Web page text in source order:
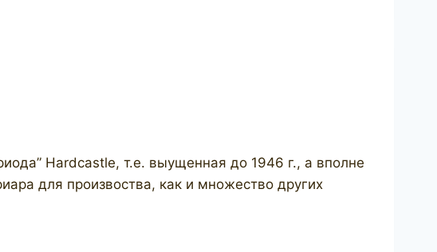
Hardcastle, т.е. выущенная до 1946 г., а вполне
для произвоства, как и множество других